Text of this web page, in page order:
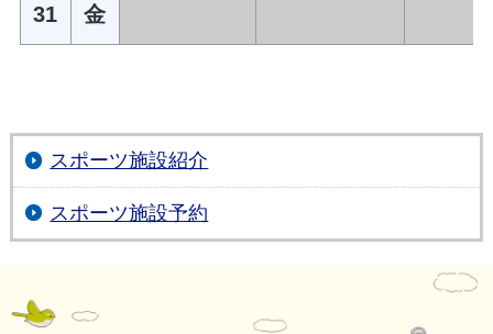
31 金
スポーツ施設紹介
スポーツ施設予約